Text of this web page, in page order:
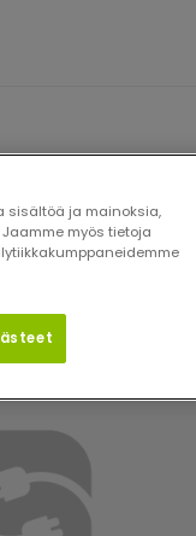
⁄ Latauskaapelit
sisältöä ja mainoksia,
myös tietoja